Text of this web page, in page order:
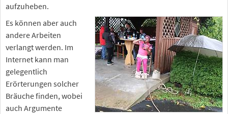
aufzuheben.
Es können aber auch
andere Arbeiten
verlangt werden. Im
Internet kann man
gelegentlich
Erörterungen solcher
Bräuche finden, wobei
auch Argumente